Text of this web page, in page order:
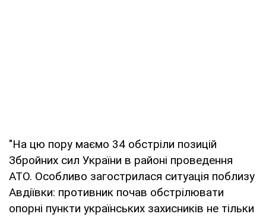
"На цю пору маємо 34 обстріли позицій
Збройних сил України в районі проведення
АТО. Особливо загострилася ситуація поблизу
Авдіївки: противник почав обстрілювати
опорні пункти українських захисників не тільки